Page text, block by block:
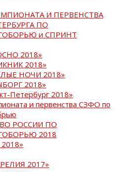
И ПЕРВЕНСТВА
ПО
и СПРИНТ
2018»
2018»
НОЧИ 2018»
2018»
Петербург 2018»
и первенства СЗФО по
РОССИИ ПО
2018
2017»